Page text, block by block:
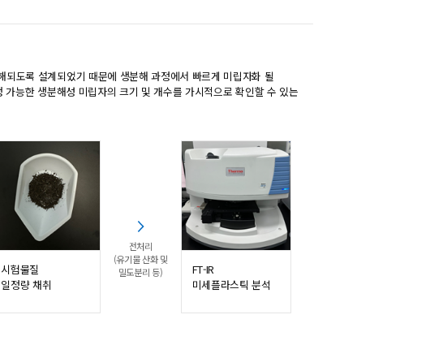
도록 설계되었기 때문에 생분해 과정에서 빠르게 미립자화 될
능한 생분해성 미립자의 크기 및 개수를 가시적으로 확인할 수 있는
시험물질
일정량 채취
전처리
(유기물 산화 및
밀도분리 등)
FT-IR
미세플라스틱 분석